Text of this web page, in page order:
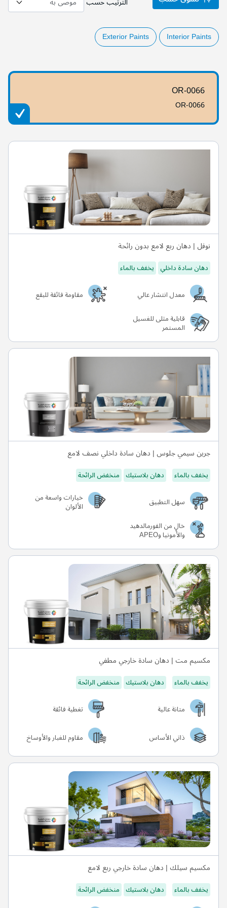
Interior Paints
Exterior Paints
OR-0066
OR-0066
نوفل | دهان ربع لامع بدون رائحة
دهان سادة داخلي يخفف بالماء
معدل انتشار عالي
مقاومة فائقة للبقع
قابلية مثلى للغسيل
المستمر
جرين سيمي جلوس | دهان سادة داخلي نصف لامع
يخفف بالماء دهان بلاستيك منخفض الرائحة
سهل التطبيق
خيارات واسعة من
الألوان
خالٍ من الفورمالدهيد
والأمونيا وAPEO
مكسيم مت | دهان سادة خارجي مطفي
يخفف بالماء دهان بلاستيك منخفض الرائحة
متانة عالية
تغطية فائقة
ذاتي الأساس
مقاوم للغبار والأوساخ
مكسيم سيلك | دهان سادة خارجي ربع لامع
يخفف بالماء دهان بلاستيك منخفض الرائحة